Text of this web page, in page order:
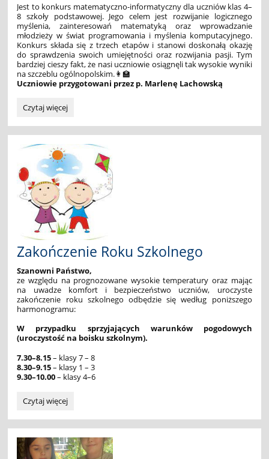
Jest to konkurs matematyczno-informatyczny dla uczniów klas 4–
8 szkoły podstawowej. Jego celem jest rozwijanie logicznego
myślenia, zainteresowań matematyką oraz wprowadzanie
młodzieży w świat programowania i myślenia komputacyjnego.
Konkurs składa się z trzech etapów i stanowi doskonałą okazję
do sprawdzenia swoich umiejętności oraz rozwijania pasji. Tym
bardziej cieszy fakt, że nasi uczniowie osiągnęli tak wysokie wyniki
na szczeblu ogólnopolskim.👩‍🏫
Uczniowie przygotowani przez p. Marlenę Lachowską
Sukcesy
w
InstaLogik
VII
edycja
2025/2026:
Czytaj więcej
Zakończenie Roku Szkolnego
Szanowni Państwo,
ze względu na prognozowane wysokie temperatury oraz mając
na uwadze komfort i bezpieczeństwo uczniów, uroczyste
zakończenie roku szkolnego odbędzie się według poniższego
harmonogramu:
W przypadku sprzyjających warunków pogodowych
(uroczystość na boisku szkolnym).
7.30–8.15– klasy 7 – 8
8.30–9.15– klasy 1 – 3
9.30–10.00– klasy 4–6
Zakończenie
Szkolnego:
Czytaj więcej